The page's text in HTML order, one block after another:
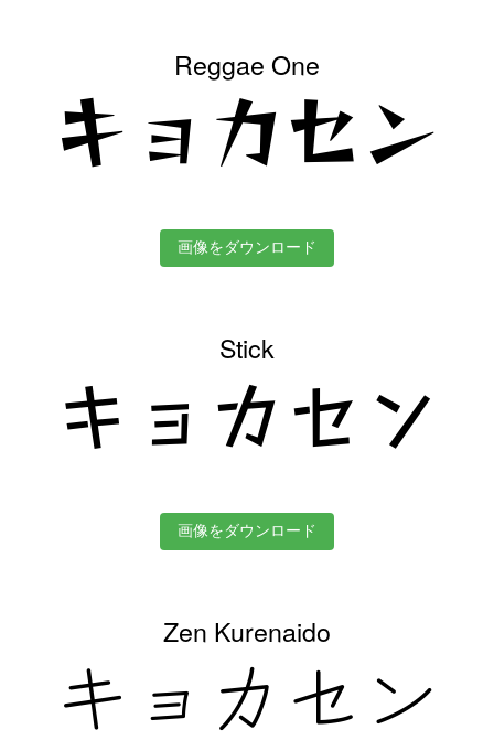
Reggae One
キョカセン
画像をダウンロード
Stick
キョカセン
画像をダウンロード
Zen Kurenaido
キョカセン